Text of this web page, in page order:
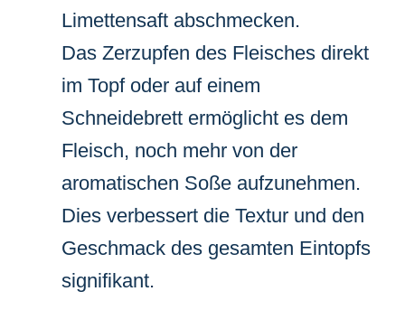
Limettensaft abschmecken.
Das Zerzupfen des Fleisches direkt
im Topf oder auf einem
Schneidebrett ermöglicht es dem
Fleisch, noch mehr von der
aromatischen Soße aufzunehmen.
Dies verbessert die Textur und den
Geschmack des gesamten Eintopfs
signifikant.